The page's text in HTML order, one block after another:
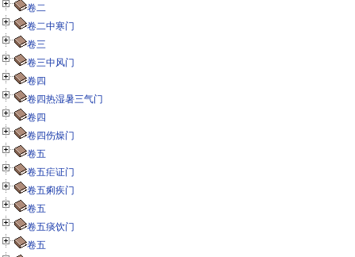
卷二
卷二中寒门
卷三
卷三中风门
卷四
卷四热湿暑三气门
卷四
卷四伤燥门
卷五
卷五疟证门
卷五痢疾门
卷五
卷五痰饮门
卷五